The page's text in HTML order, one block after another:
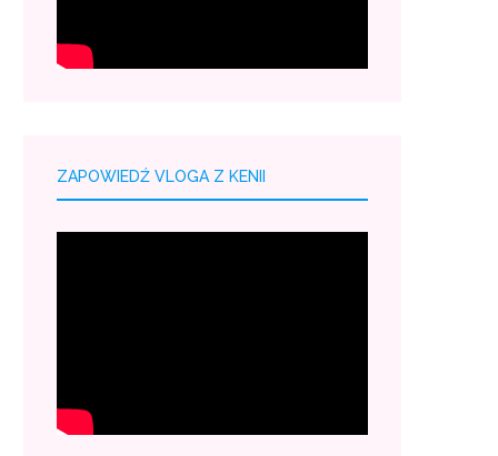
ZAPOWIEDŹ VLOGA Z KENII